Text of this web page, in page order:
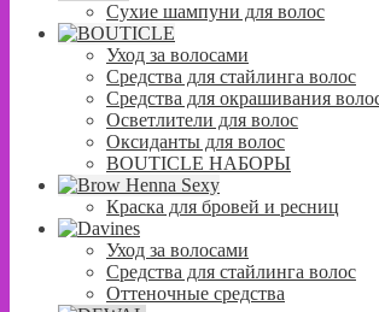
Сухие шампуни для волос
Уход за волосами
Средства для стайлинга волос
Средства для окрашивания
Осветлители для волос
Оксиданты для волос
BOUTICLE НАБОРЫ
Краска для бровей и ресниц
Уход за волосами
Средства для стайлинга волос
Оттеночные средства